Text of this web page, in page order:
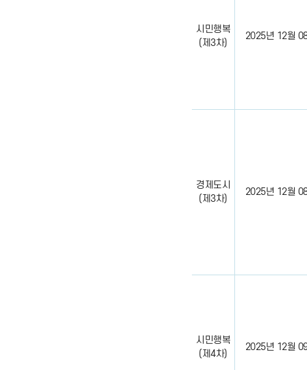
시민행복
(제3차)
2025년 12월
경제도시
(제3차)
2025년 12월
시민행복
(제4차)
2025년 12월